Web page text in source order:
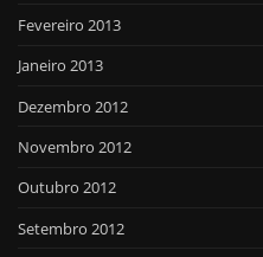
Fevereiro 2013
Janeiro 2013
Dezembro 2012
Novembro 2012
Outubro 2012
Setembro 2012